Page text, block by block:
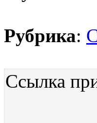
Рубрика:
Ссылка